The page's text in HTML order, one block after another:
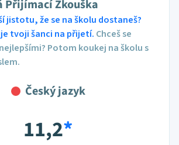
Přijímací Zkouška
jistotu, že se na školu dostaneš?
tvoji šanci na přijetí. Chceš se
Potom koukej na školu s
Český jazyk
11,2*